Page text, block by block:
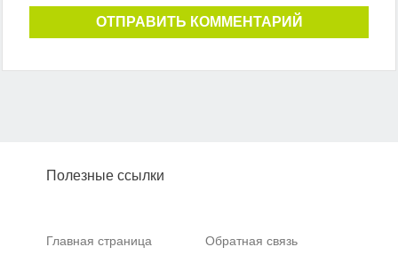
ОТПРАВИТЬ КОММЕНТАРИЙ
Полезные ссылки
Главная страница Обратная связь